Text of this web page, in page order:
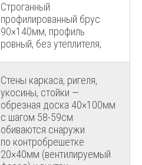
Строганный
профилированный брус
90×140мм, профиль
ровный, без утеплителя;
Стены каркаса, ригеля,
укосины, стойки —
обрезная доска 40×100мм
с шагом 58-59см
обиваются снаружи
по контробрешетке
20×40мм (вентилируемый